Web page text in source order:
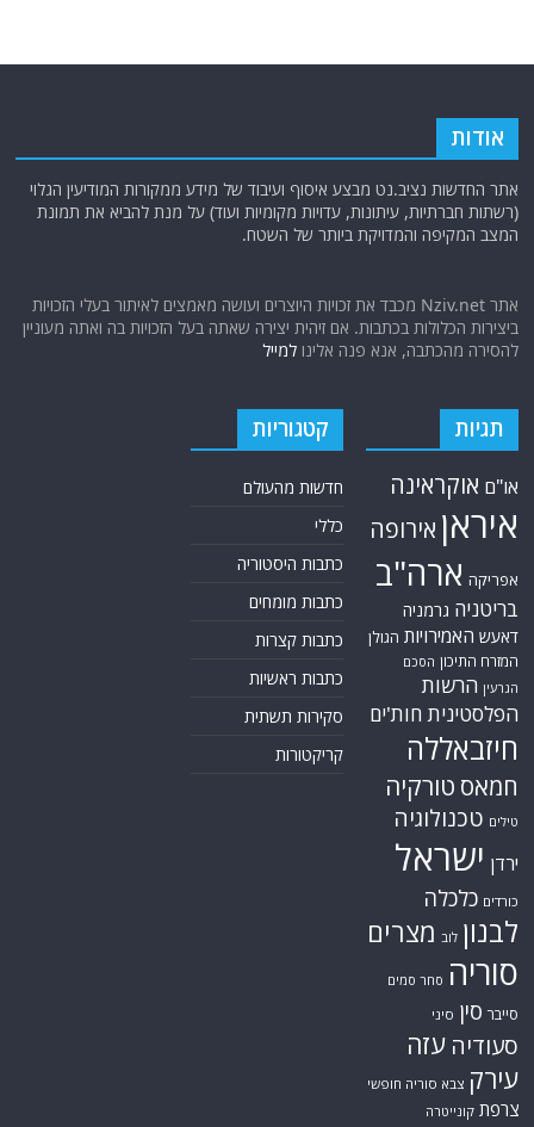
אודות
אתר החדשות נציב.נט מבצע איסוף ועיבוד של מידע ממקורות המודיעין הגלוי
(רשתות חברתיות, עיתונות, עדויות מקומיות ועוד) על מנת להביא את תמונת
המצב המקיפה והמדויקת ביותר של השטח.
אתר Nziv.net מכבד את זכויות היוצרים ועושה מאמצים לאיתור בעלי הזכויות
ביצירות הכלולות בכתבות. אם זיהית יצירה שאתה בעל הזכויות בה ואתה מעוניין
להסירה מהכתבה, אנא פנה אלינולמייל
תגיות
או"ם אוקראינה
איראן אירופה
אפריקה ארה"ב
בריטניה גרמניה
דאעש האמירויות הגולן
המזרח התיכון הסכם
הגרעין הרשות
הפלסטינית חות'ים
חיזבאללה
חמאס טורקיה
טילים טכנולוגיה
ירדן ישראל
כורדים כלכלה
לבנון לוב מצרים
סוריה סחר סמים
סייבר סין סיני
סעודיה עזה
עירק צבא סוריה חופשי
צרפת קונייטרה
קטגוריות
חדשות מהעולם
כללי
כתבות היסטוריה
כתבות מומחים
כתבות קצרות
כתבות ראשיות
סקירות תשתית
קריקטורות